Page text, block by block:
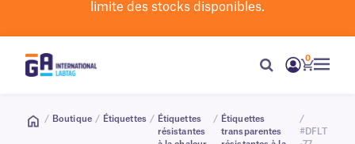
limite des stocks disponibles.
0
/ Boutique / Étiquettes / Étiquettes
résistantes
/ Étiquettes
transparentes
/
#DFLT